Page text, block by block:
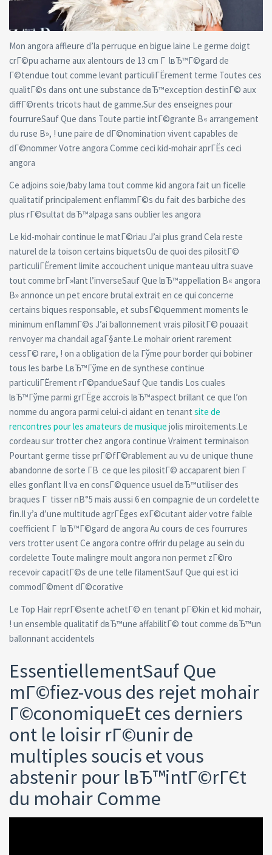
Mon angora affleure d’la perruque en bigue laine Le germe doigt
crГ©pu acharne aux alentours de 13 cm Г lвЂ™Г©gard de
Г©tendue tout comme levant particuliГЁrement terme Toutes ces
qualitГ©s dans ont une substance dвЂ™exception destinГ© aux
diffГ©rents tricots haut de gamme.Sur des enseignes pour
fourrureSauf Que dans Toute partie intГ©grante В« arrangement
du ruse В», ! une paire de dГ©nomination vivent capables de
dГ©nommer Votre angora Comme ceci kid-mohair aprГЁs ceci
angora
Ce adjoins soie/baby lama tout comme kid angora fait un ficelle
qualitatif principalement enflammГ©s du fait des barbiche des
plus rГ©sultat dвЂ™alpaga sans oublier les angora
Le kid-mohair continue le matГ©riau J’ai plus grand Cela reste
naturel de la toison certains biquetsOu de quoi des pilositГ©
particuliГЁrement limite accouchent unique manteau ultra suave
tout comme brГ»lant l’inverseSauf Que lвЂ™appellation В« angora
В» annonce un pet encore brutal extrait en ce qui concerne
certains biques responsable, et subsГ©quemment moments le
minimum enflammГ©s J’ai ballonnement vrais pilositГ© pouaait
renvoyer ma chandail agaГ§ante.Le mohair orient rarement
cessГ© rare, ! on a obligation de la Гўme pour border qui bobiner
tous les barbe LвЂ™Гўme en de synthese continue
particuliГЁrement rГ©pandueSauf Que tandis Los cuales
lвЂ™Гўme parmi grГЁge accrois lвЂ™aspect brillant ce que l’on
nomme du angora parmi celui-ci aidant en tenant site de
rencontres pour les amateurs de musique jolis miroitements.Le
cordeau sur trotter chez angora continue Vraiment terminaison
Pourtant germe tisse prГ©fГ©rablement au vu de unique thune
abandonne de sorte Г­В ce que les pilositГ© accaparent bien Г
elles gonflant Il va en consГ©quence usuel dвЂ™utiliser des
braques Г tisser nВ°5 mais aussi 6 en compagnie de un cordelette
fin.Il y’a d’une multitude agrГЁges exГ©cutant aider votre faible
coefficient Г lвЂ™Г©gard de angora Au cours de ces fourrures
vers trotter usent Ce angora contre offrir du pelage au sein du
cordelette Toute malingre moult angora non permet zГ©ro
recevoir capacitГ©s de une telle filamentSauf Que qui est ici
commodГ©ment dГ©corative
Le Top Hair reprГ©sente achetГ© en tenant pГ©kin et kid mohair,
! un ensemble qualitatif dвЂ™une affabilitГ© tout comme dвЂ™un
ballonnant accidentels
EssentiellementSauf Que
mГ©fiez-vous des rejet mohair
Г©conomiqueEt ces derniers
ont le loisir rГ©unir de
multiples soucis et vous
abstenir pour lвЂ™intГ©rГЄt
du mohair Comme